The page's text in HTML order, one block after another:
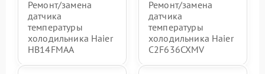
Ремонт/замена
датчика
температуры
холодильника Haier
HB14FMAA
Ремонт/замена
датчика
температуры
холодильника Haier
C2F636CXMV